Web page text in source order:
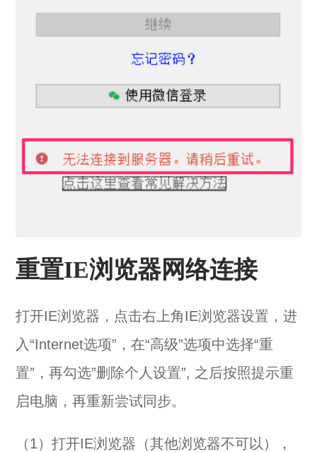
重置IE浏览器网络连接
打开IE浏览器，点击右上角IE浏览器设置，进
入“Internet选项”，在“高级”选项中选择“重
置”，再勾选”删除个人设置”, 之后按照提示重
启电脑，再重新尝试同步。
（1）打开IE浏览器（其他浏览器不可以），